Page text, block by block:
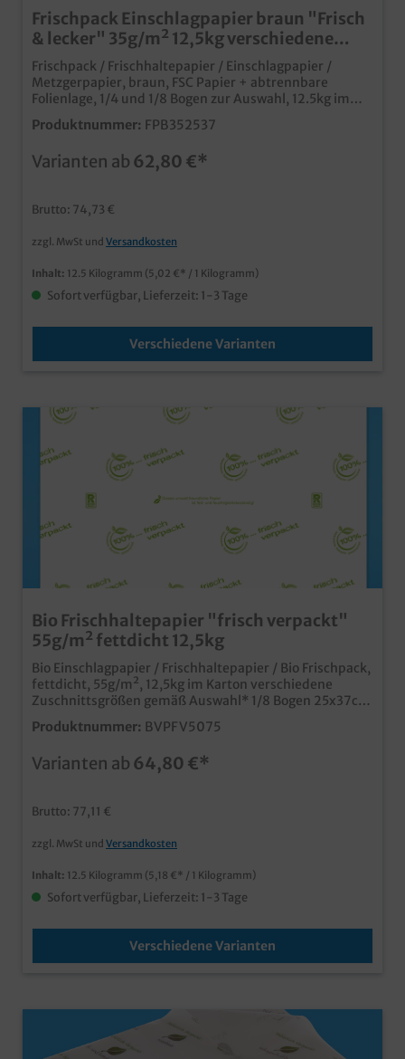
Frischpack Einschlagpapier braun "Frisch
& lecker" 35g/m² 12,5kg verschiedene
Formate
Frischpack / Frischhaltepapier / Einschlagpapier /
Metzgerpapier, braun, FSC Papier + abtrennbare
Folienlage, 1/4 und 1/8 Bogen zur Auswahl, 12.5kg im
Karton (ca. 2500 1/8 Boden, 1250 1/4 Bogen)praktisches
und qualitatives Einschlagpapiermit abtrennbarer
zertifizierter Forstwirtschafteinfache Mülltrennung
Produktnummer: FPB352537
Varianten ab 62,80 €*
Brutto: 74,73 €
zzgl. MwSt und Versandkosten
Inhalt: 12.5 Kilogramm (5,02 €* / 1 Kilogramm)
Sofort verfügbar, Lieferzeit: 1-3 Tage
Verschiedene Varianten
Bio Frischhaltepapier "frisch verpackt"
55g/m² fettdicht 12,5kg
Bio Einschlagpapier / Frischhaltepapier / Bio Frischpack,
fettdicht, 55g/m², 12,5kg im Karton verschiedene
Zuschnittsgrößen gemäß Auswahl* 1/8 Bogen 25x37cm
ca. 3000 Blatt / *1/4 Bogen 37x50cm ca. 1500 Blatt /
*1/2 Bogen 50x75cm ca. 740 Blatt die nachhaltige
Kunststofflage biologisch abbaubares Greaseproof
modernem Neutralmotiv "frisch verpackt" im
bedruckbar, fragen Sie einfach unseren Kundenservice
Produktnummer: BVPFV5075
Varianten ab 64,80 €*
Brutto: 77,11 €
zzgl. MwSt und Versandkosten
Inhalt: 12.5 Kilogramm (5,18 €* / 1 Kilogramm)
Sofort verfügbar, Lieferzeit: 1-3 Tage
Verschiedene Varianten